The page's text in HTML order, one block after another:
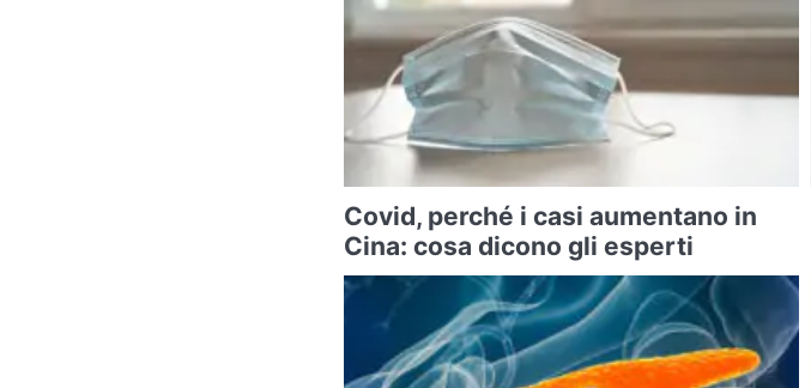
Covid, perché i casi aumentano in
Cina: cosa dicono gli esperti